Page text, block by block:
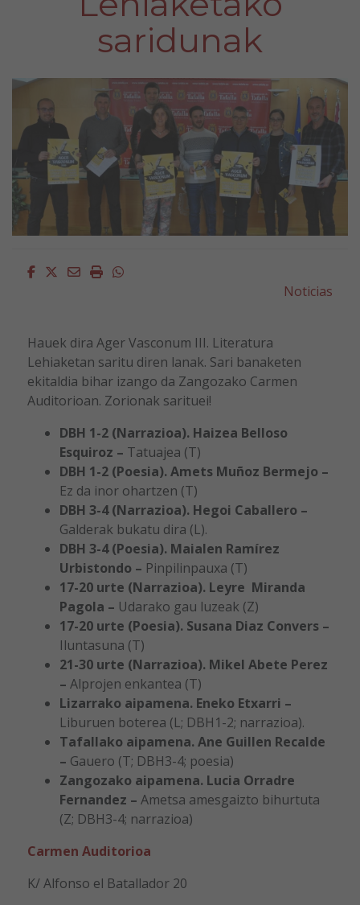
saridunak
Facebook
Twitter
EmailImprimirWhatsapp
Noticias
Hauek dira Ager Vasconum III. Literatura
Lehiaketan saritu diren lanak. Sari banaketen
ekitaldia bihar izango da Zangozako Carmen
Auditorioan. Zorionak sarituei!
DBH 1-2 (Narrazioa). Haizea Belloso
Esquiroz – Tatuajea (T)
DBH 1-2 (Poesia). Amets Muñoz Bermejo –
Ez da inor ohartzen (T)
DBH 3-4 (Narrazioa). Hegoi Caballero –
Galderak bukatu dira (L).
DBH 3-4 (Poesia). Maialen Ramírez
Urbistondo – Pinpilinpauxa (T)
17-20 urte (Narrazioa). Leyre Miranda
Pagola – Udarako gau luzeak (Z)
17-20 urte (Poesia). Susana Diaz Convers –
Iluntasuna (T)
21-30 urte (Narrazioa). Mikel Abete Perez
– Alprojen enkantea (T)
Lizarrako aipamena. Eneko Etxarri –
Liburuen boterea (L; DBH1-2; narrazioa).
Tafallako aipamena. Ane Guillen Recalde
– Gauero (T; DBH3-4; poesia)
Zangozako aipamena. Lucia Orradre
Fernandez – Ametsa amesgaizto bihurtuta
(Z; DBH3-4; narrazioa)
Carmen Auditorioa
K/ Alfonso el Batallador 20